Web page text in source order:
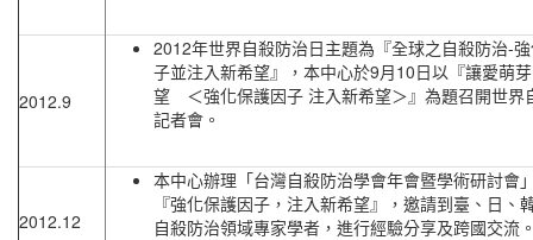
2012.9
2012年世界自殺防治日主題為『全球之自殺防治-
子並注入新希望』，本中心於9月10日以『讓愛萌
望 ＜強化保護因子 注入新希望＞』為題召開世界
記者會。
2012.12
本中心辦理「台灣自殺防治學會年會暨學術研討會
『強化保護因子，注入新希望』，邀請到臺、日、
自殺防治領域專家學者，進行經驗分享及跨國交流